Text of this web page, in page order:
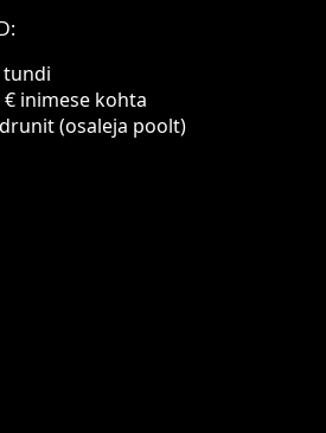
tundi
€ inimese kohta
(osaleja poolt)